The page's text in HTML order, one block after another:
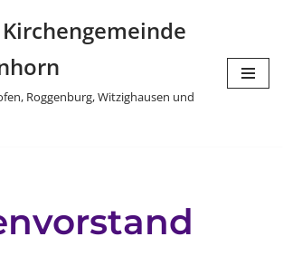
Kirchengemeinde
Roggenburg, Witzighausen und